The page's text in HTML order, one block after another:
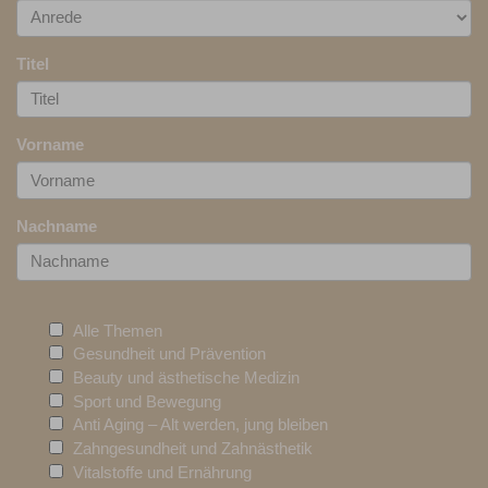
Titel
Vorname
Nachname
Alle Themen
Gesundheit und Prävention
Beauty und ästhetische Medizin
Sport und Bewegung
Anti Aging – Alt werden, jung bleiben
Zahngesundheit und Zahnästhetik
Vitalstoffe und Ernährung